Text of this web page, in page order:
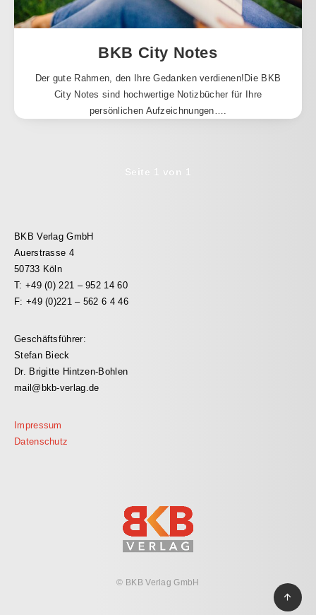
BKB City Notes
Der gute Rahmen, den Ihre Gedanken verdienen!Die BKB
City Notes sind hochwertige Notizbücher für Ihre
persönlichen Aufzeichnungen….
Seite 1 von 1
BKB Verlag GmbH
Auerstrasse 4
50733 Köln
T: +49 (0) 221 – 952 14 60
F: +49 (0)221 – 562 6 4 46
Geschäftsführer:
Stefan Bieck
Dr. Brigitte Hintzen-Bohlen
mail@bkb-verlag.de
Impressum
Datenschutz
© BKB Verlag GmbH